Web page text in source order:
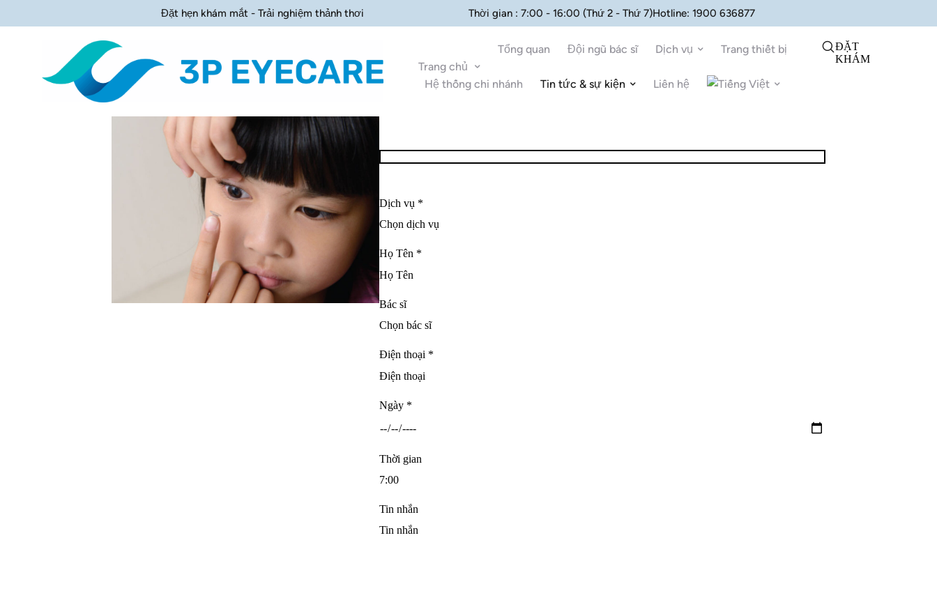
Đặt hẹn khám mắt - Trải nghiệm thảnh thơi Thời gian : 7:00 - 16:00 (Thứ 2 - Thứ 7)Hotline: 1900 636877
Trang chủ
Tổng quan Đội ngũ bác sĩ Dịch vụ Trang thiết bị
Hệ thống chi nhánh Tin tức & sự kiện Liên hệ
ĐẶT
KHÁM
Dịch vụ *
Họ Tên *
Bác sĩ
Điện thoại *
Ngày *
Thời gian
Tin nhắn